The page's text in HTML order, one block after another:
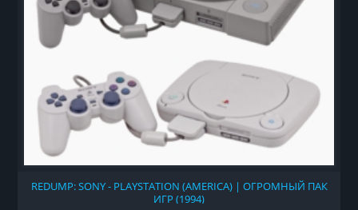
REDUMP: SONY - PLAYSTATION (AMERICA) | ОГРОМНЫЙ ПАК
ИГР (1994)